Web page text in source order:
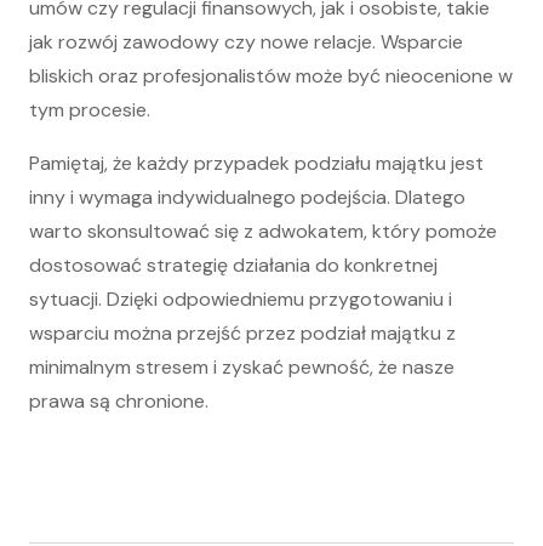
umów czy regulacji finansowych, jak i osobiste, takie
jak rozwój zawodowy czy nowe relacje. Wsparcie
bliskich oraz profesjonalistów może być nieocenione w
tym procesie.
Pamiętaj, że każdy przypadek podziału majątku jest
inny i wymaga indywidualnego podejścia. Dlatego
warto skonsultować się z adwokatem, który pomoże
dostosować strategię działania do konkretnej
sytuacji. Dzięki odpowiedniemu przygotowaniu i
wsparciu można przejść przez podział majątku z
minimalnym stresem i zyskać pewność, że nasze
prawa są chronione.